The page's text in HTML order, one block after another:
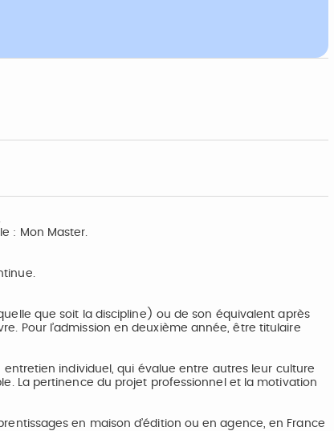
: Mon Master.
que soit la discipline) ou de son équivalent après
Pour l’admission en deuxième année, être titulaire
entretien individuel, qui évalue entre autres leur culture
La pertinence du projet professionnel et la motivation
en maison d’édition ou en agence, en France